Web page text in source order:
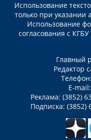
Использование
только при указании
Использование
согласования с
Главный
Редактор
E-mail:
Реклама: (3852)
Подписка: (3852)